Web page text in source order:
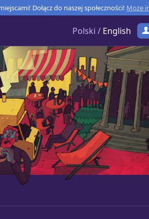
Dołącz do naszej społeczności! Może
Polski / English